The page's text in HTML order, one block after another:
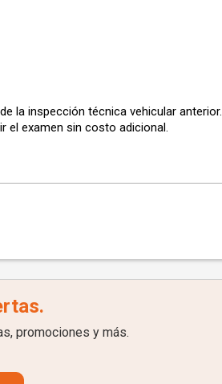
la inspección técnica vehicular anterior.
el examen sin costo adicional.
promociones y más.